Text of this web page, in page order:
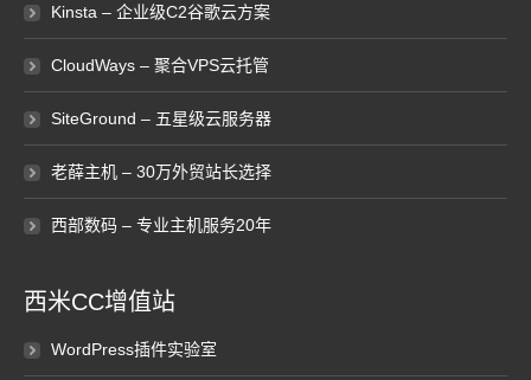
Kinsta – 企业级C2谷歌云方案
CloudWays – 聚合VPS云托管
SiteGround – 五星级云服务器
老薛主机 – 30万外贸站长选择
西部数码 – 专业主机服务20年
西米CC增值站
WordPress插件实验室